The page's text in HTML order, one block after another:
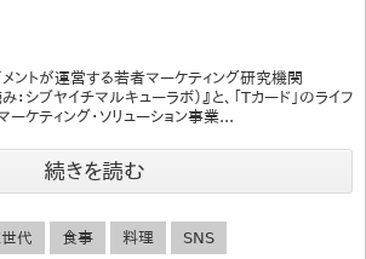
ントが運営する若者マーケティング研究機関
シブヤイチマルキューラボ）』と、「Tカード」のライフ
ーケティング・ソリューション事業...
続きを読む
代 食事 料理 SNS